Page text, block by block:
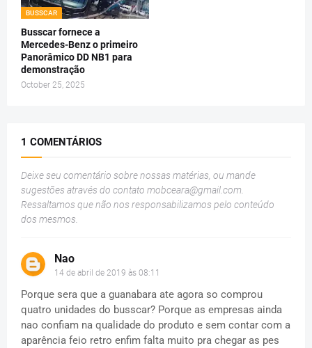
BUSSCAR
Busscar fornece a
Mercedes-Benz o primeiro
Panorâmico DD NB1 para
demonstração
October 25, 2025
1 COMENTÁRIOS
Deixe seu comentário sobre nossas matérias, ou mande
sugestões através do contato mobceara@gmail.com.
Ressaltamos que não nos responsabilizamos pelo conteúdo
dos mesmos.
Nao
14 de abril de 2019 às 08:11
Porque sera que a guanabara ate agora so comprou
quatro unidades do busscar? Porque as empresas ainda
nao confiam na qualidade do produto e sem contar com a
aparência feio retro enfim falta muito pra chegar as pes